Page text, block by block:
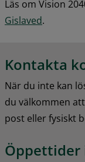
Läs om Vision
Gislaved.
Kontakta
När du inte kan
du välkommen
post eller fysiskt